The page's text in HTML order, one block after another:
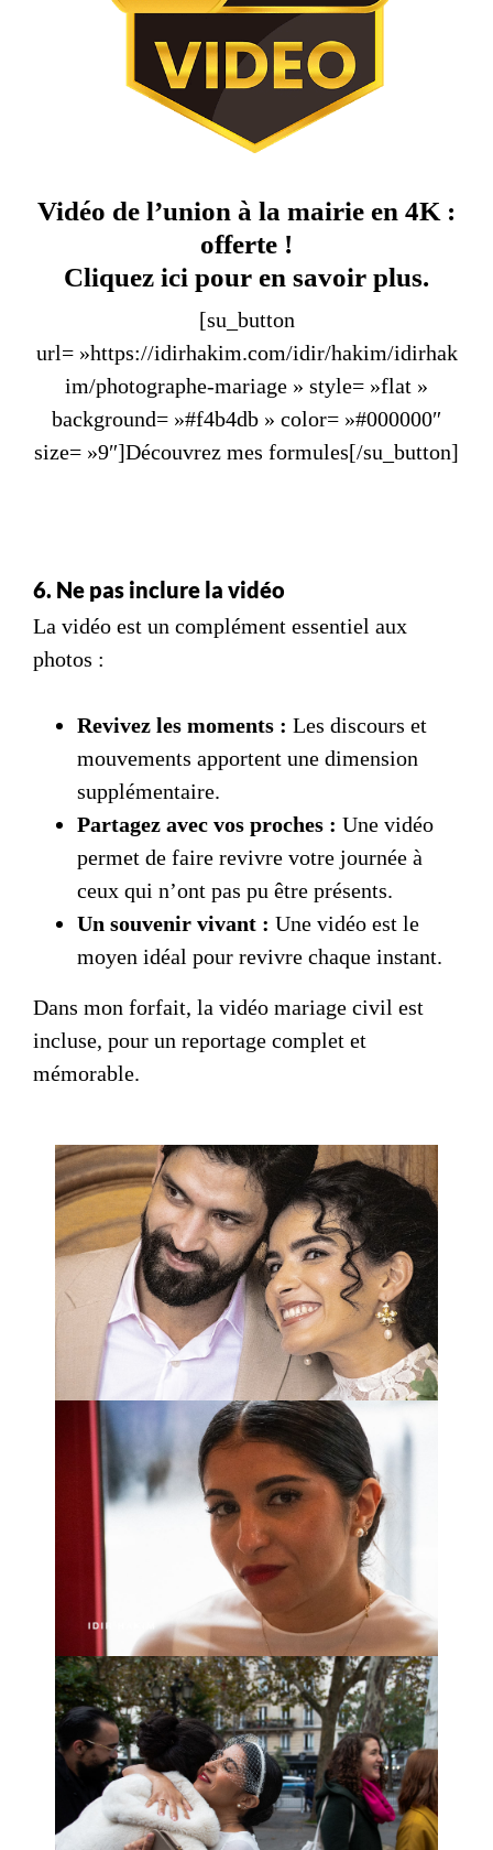
Vidéo de l’union à la mairie en 4K :
offerte !
Cliquez ici pour en savoir plus.
[su_button
url= »https://idirhakim.com/idir/hakim/idirhak
im/photographe-mariage » style= »flat »
background= »#f4b4db » color= »#000000″
size= »9″]Découvrez mes formules[/su_button]
6. Ne pas inclure la vidéo
La vidéo est un complément essentiel aux
photos :
Revivez les moments : Les discours et
mouvements apportent une dimension
supplémentaire.
Partagez avec vos proches : Une vidéo
permet de faire revivre votre journée à
ceux qui n’ont pas pu être présents.
Un souvenir vivant : Une vidéo est le
moyen idéal pour revivre chaque instant.
Dans mon forfait, la vidéo mariage civil est
incluse, pour un reportage complet et
mémorable.